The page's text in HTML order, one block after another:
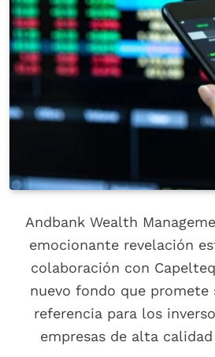
Andbank Wealth
emocionante revelación
colaboración con
nuevo fondo que promete
referencia para los
empresas de alta